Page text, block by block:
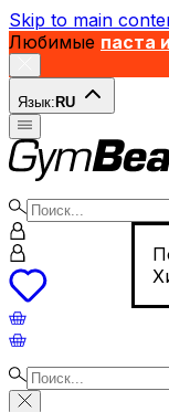
Skip to main
Любимые паста
Язык: RU